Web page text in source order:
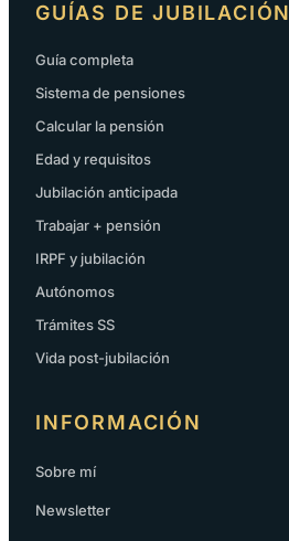
GUÍAS DE JUBILACIÓN
Guía completa
Sistema de pensiones
Calcular la pensión
Edad y requisitos
Jubilación anticipada
Trabajar + pensión
IRPF y jubilación
Autónomos
Trámites SS
Vida post-jubilación
INFORMACIÓN
Sobre mí
Newsletter